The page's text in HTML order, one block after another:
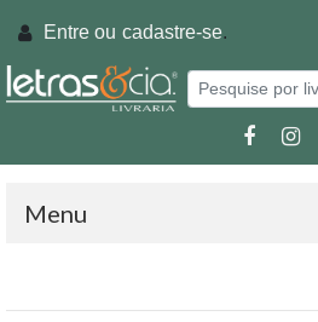
Entre ou cadastre-se.
Menu